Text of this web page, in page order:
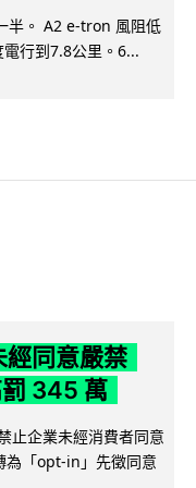
半。 A2 e-tron 風阻低
行到7.8公里。6...
經同意嚴禁
345 萬
止企業未經消費者同意
為「opt-in」先徵同意